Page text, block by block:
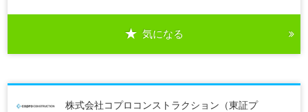
気になる
株式会社コプロコンストラクション（東証プ